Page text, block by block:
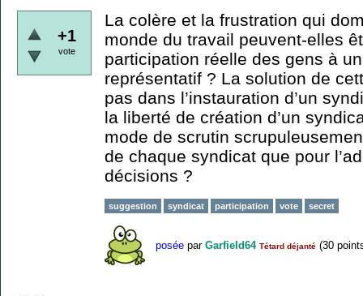
+1
vote
La colère et la frustration qui
monde du travail peuvent-elles
participation réelle des gens à
représentatif ? La solution de
pas dans l’instauration d’un
la liberté de création d’un
mode de scrutin
de chaque syndicat que pour
décisions ?
suggestion syndicat participation vote secret
posée par Garfield64 Tétard déjanté (30